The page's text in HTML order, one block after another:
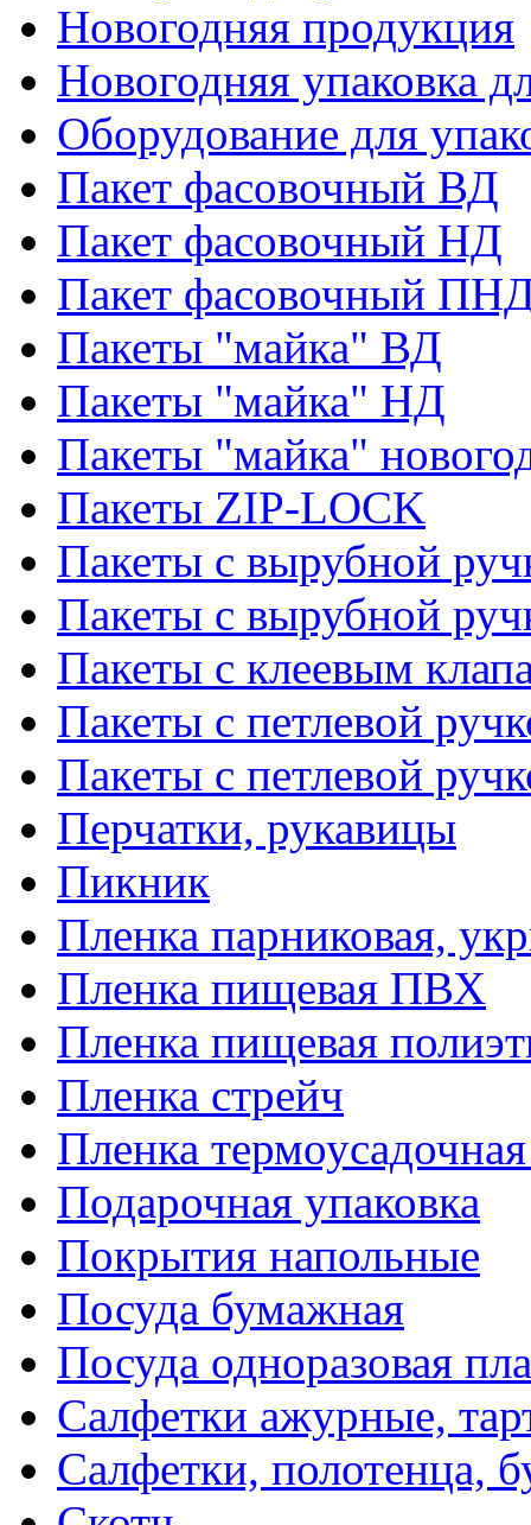
Новогодняя продукция
Новогодняя упаковка
Оборудование для
Пакет фасовочный ВД
Пакет фасовочный НД
Пакет фасовочный
Пакеты "майка" ВД
Пакеты "майка" НД
Пакеты "майка"
Пакеты ZIP-LOCK
Пакеты с вырубной
Пакеты с вырубной
Пакеты с клеевым
Пакеты с петлевой
Пакеты с петлевой
Перчатки, рукавицы
Пикник
Пленка парниковая,
Пленка пищевая ПВХ
Пленка пищевая
Пленка стрейч
Пленка
Подарочная упаковка
Покрытия напольные
Посуда бумажная
Посуда одноразовая
Салфетки ажурные,
Салфетки, полотенца,